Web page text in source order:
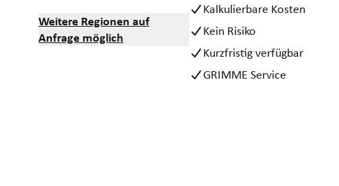
Weitere Regionen auf
Anfrage möglich
Kalkulierbare Kosten
Kein Risiko
Kurzfristig verfügbar
GRIMME Service